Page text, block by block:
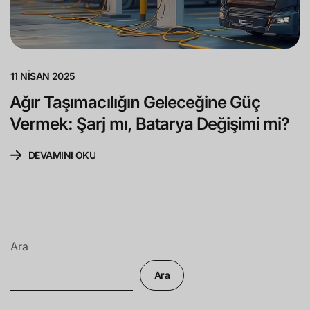
11 NISAN 2025
Ağır Taşımacılığın Geleceğine Güç
Vermek: Şarj mı, Batarya Değişimi mi?
DEVAMINI OKU
Ara
Ara